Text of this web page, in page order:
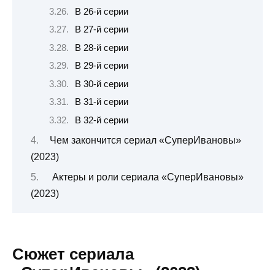
В 26-й серии
В 27-й серии
В 28-й серии
В 29-й серии
В 30-й серии
В 31-й серии
В 32-й серии
Чем закончится сериал «СуперИвановы»
(2023)
Актеры и роли сериала «СуперИвановы»
(2023)
Сюжет сериала